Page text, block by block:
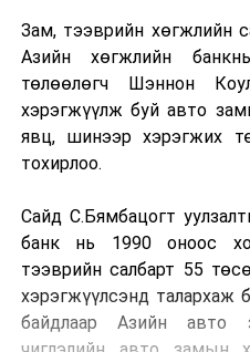
Зам, тээврийн хөгжлийн
Азийн хөгжлийн
төлөөлөгч Шэннон
хэрэгжүүлж буй авто
явц, шинээр хэрэгжих
тохирлоо.
Сайд С.Бямбацогт
банк нь 1990 оноос
тээврийн салбарт 55
хэрэгжүүлсэнд талархаж
байдлаар Азийн авто